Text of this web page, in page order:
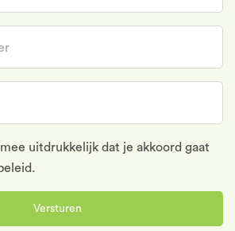
uitdrukkelijk dat je akkoord gaat
Versturen